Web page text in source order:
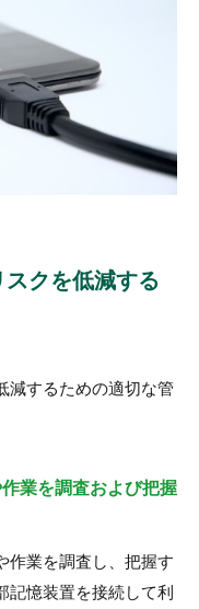
クを低減する
減するための適切な管
業を調査および把握
作業を調査し、把握す
記憶装置を接続して利